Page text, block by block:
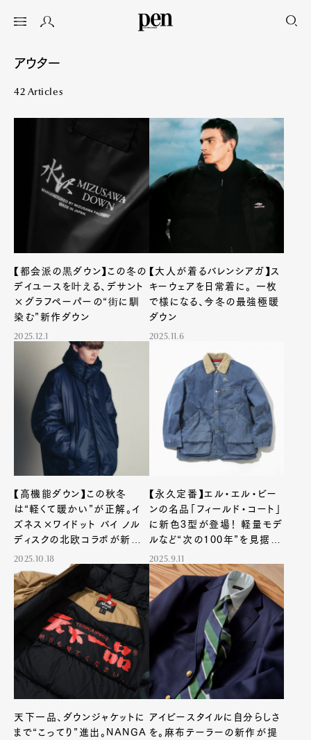
アウター
42 Articles
【都会派の黒ダウン】この冬の
デイユースを叶える、デサント
×グラフペーパーの“街に馴
染む”新作ダウン
2025.12.1
【大人が着るバレンシアガ】ス
キーウェアを日常着に。 一枚
で様になる、今冬の最強極暖
ダウン
2025.11.6
【高機能ダウン】この秋冬
は“軽くて暖かい”が正解。イ
ズネス×ワイドット バイ ノル
ディスクの北欧コラボが新定
番に
2025.10.18
【永久定番】エル・エル・ビー
ンの名品「フィールド・コート」
に新色3型が登場！ 軽量モデ
ルなど“次の100年”を見据え
た新スタイル
2025.9.11
天下一品、ダウンジャケットに
まで“こってり”進出。NANGA
アイビースタイルに自分らしさ
を。麻布テーラーの新作が提